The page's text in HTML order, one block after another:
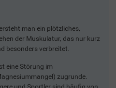
man ein plötzliches,
der Muskulatur, das nur kurz
besonders verbreitet.
eine Störung im
zugrunde.
und Sportler sind häufig von